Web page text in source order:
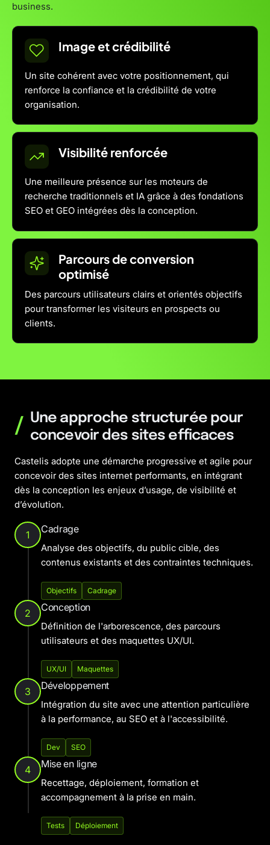
business.
Image et crédibilité
Un site cohérent avec votre positionnement, qui
renforce la confiance et la crédibilité de votre
organisation.
Visibilité renforcée
Une meilleure présence sur les moteurs de
recherche traditionnels et IA grâce à des fondations
SEO et GEO intégrées dès la conception.
Parcours de conversion
optimisé
Des parcours utilisateurs clairs et orientés objectifs
pour transformer les visiteurs en prospects ou
clients.
/ Une approche structurée pour
concevoir des sites efficaces
Castelis adopte une démarche progressive et agile pour
concevoir des sites internet performants, en intégrant
dès la conception les enjeux d’usage, de visibilité et
d’évolution.
1 Cadrage
Analyse des objectifs, du public cible, des
contenus existants et des contraintes techniques.
Objectifs Cadrage
2 Conception
Définition de l'arborescence, des parcours
utilisateurs et des maquettes UX/UI.
UX/UI Maquettes
3 Développement
Intégration du site avec une attention particulière
à la performance, au SEO et à l'accessibilité.
Dev SEO
4 Mise en ligne
Recettage, déploiement, formation et
accompagnement à la prise en main.
Tests Déploiement